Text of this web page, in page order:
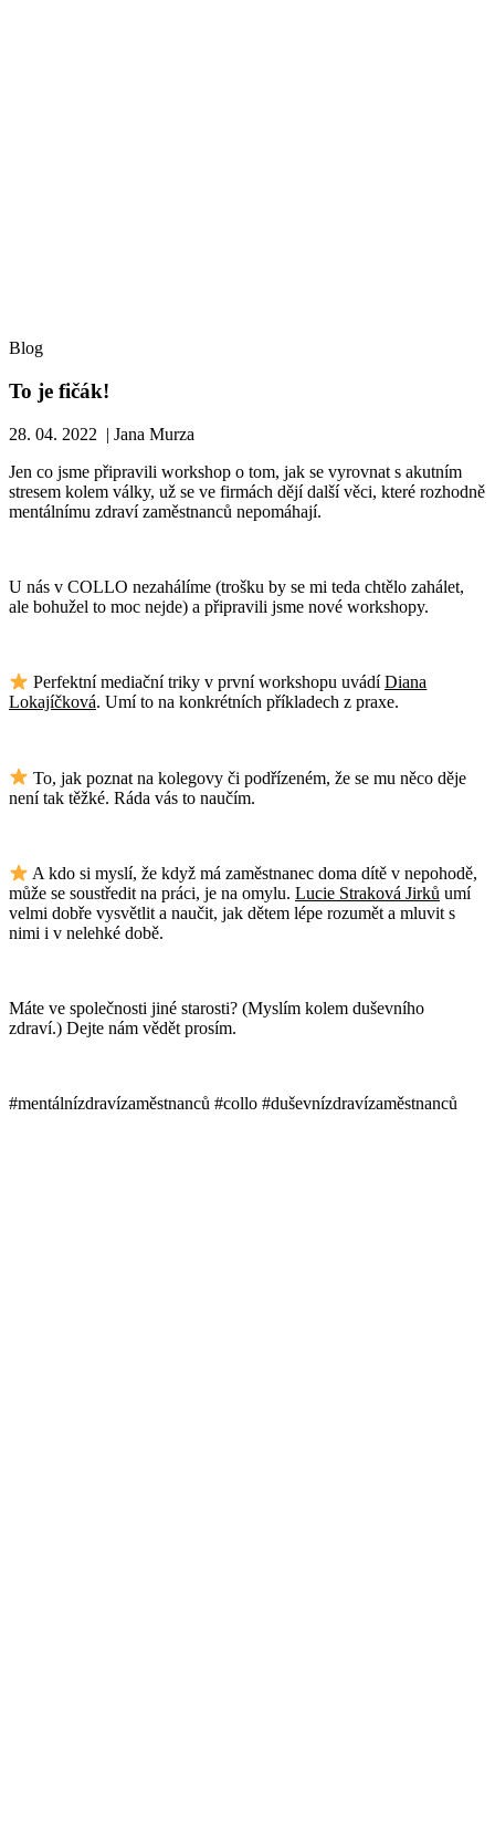
Blog
To je fičák!
28. 04. 2022 | Jana Murza
Jen co jsme připravili workshop o tom, jak se vyrovnat s akutním
stresem kolem války, už se ve firmách dějí další věci, které rozhodně
mentálnímu zdraví zaměstnanců nepomáhají.
U nás v COLLO nezahálíme (trošku by se mi teda chtělo zahálet,
ale bohužel to moc nejde) a připravili jsme nové workshopy.
Perfektní mediační triky v první workshopu uvádíDiana
Lokajíčková. Umí to na konkrétních příkladech z praxe.
To, jak poznat na kolegovy či podřízeném, že se mu něco děje
není tak těžké. Ráda vás to naučím.
A kdo si myslí, že když má zaměstnanec doma dítě v nepohodě,
může se soustředit na práci, je na omylu. Lucie Straková Jirků umí
velmi dobře vysvětlit a naučit, jak dětem lépe rozumět a mluvit s
nimi i v nelehké době.
Máte ve společnosti jiné starosti? (Myslím kolem duševního
zdraví.) Dejte nám vědět prosím.
#mentálnízdravízaměstnanců #collo #duševnízdravízaměstnanců